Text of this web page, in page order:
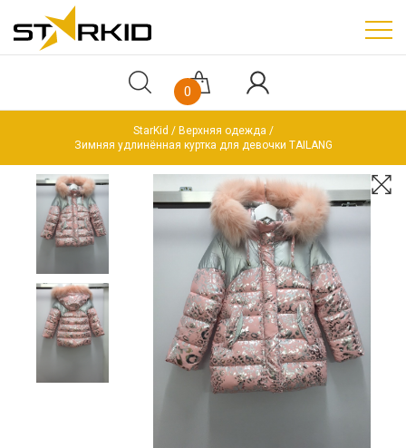
0
StarKid
Верхняя одежда
Зимняя удлинённая куртка для девочки TAILANG